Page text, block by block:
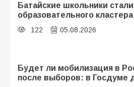
Батайские школьники
образовательного кластера
122 05.08.2026
Будет ли мобилизация в
после выборов: в Госдуме